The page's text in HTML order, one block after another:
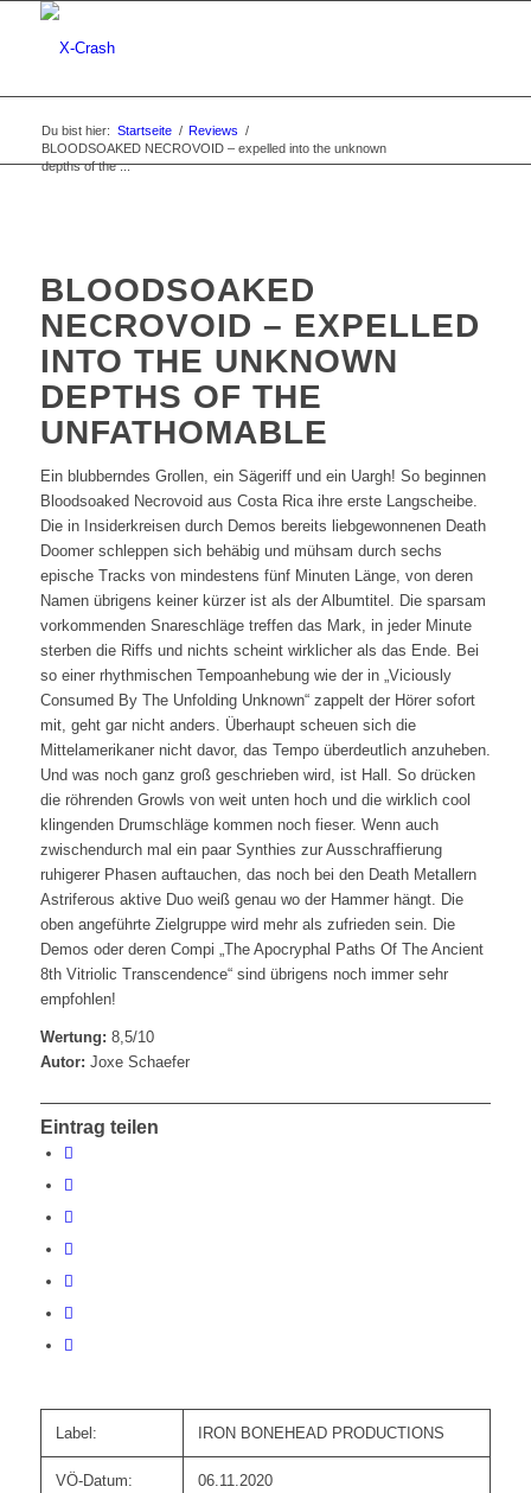
Du bist hier: Startseite / Reviews /
BLOODSOAKED NECROVOID – expelled into the unknown
depths of the ...
BLOODSOAKED
NECROVOID – EXPELLED
INTO THE UNKNOWN
DEPTHS OF THE
UNFATHOMABLE
Ein blubberndes Grollen, ein Sägeriff und ein Uargh! So beginnen
Bloodsoaked Necrovoid aus Costa Rica ihre erste Langscheibe.
Die in Insiderkreisen durch Demos bereits liebgewonnenen Death
Doomer schleppen sich behäbig und mühsam durch sechs
epische Tracks von mindestens fünf Minuten Länge, von deren
Namen übrigens keiner kürzer ist als der Albumtitel. Die sparsam
vorkommenden Snareschläge treffen das Mark, in jeder Minute
sterben die Riffs und nichts scheint wirklicher als das Ende. Bei
so einer rhythmischen Tempoanhebung wie der in „Viciously
Consumed By The Unfolding Unknown“ zappelt der Hörer sofort
mit, geht gar nicht anders. Überhaupt scheuen sich die
Mittelamerikaner nicht davor, das Tempo überdeutlich anzuheben.
Und was noch ganz groß geschrieben wird, ist Hall. So drücken
die röhrenden Growls von weit unten hoch und die wirklich cool
klingenden Drumschläge kommen noch fieser. Wenn auch
zwischendurch mal ein paar Synthies zur Ausschraffierung
ruhigerer Phasen auftauchen, das noch bei den Death Metallern
Astriferous aktive Duo weiß genau wo der Hammer hängt. Die
oben angeführte Zielgruppe wird mehr als zufrieden sein. Die
Demos oder deren Compi „The Apocryphal Paths Of The Ancient
8th Vitriolic Transcendence“ sind übrigens noch immer sehr
empfohlen!
Wertung: 8,5/10
Autor: Joxe Schaefer
Eintrag teilen
Label: IRON BONEHEAD PRODUCTIONS
VÖ-Datum: 06.11.2020